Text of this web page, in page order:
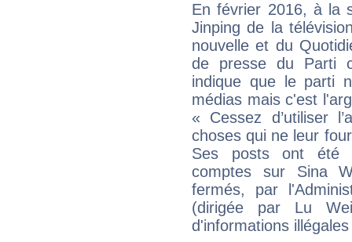
En février 2016, à la
Jinping de la
nouvelle et du
de presse du Parti
indique que le parti
médias mais c'est
« Cessez d’utiliser
choses qui ne leur
Ses posts ont été
comptes sur Sina
fermés, par
(dirigée par Lu
d'informations